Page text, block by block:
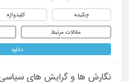
چکیده کلیدواژه
مقالات مرتبط
دانلود
نگارش ها و گرایش های